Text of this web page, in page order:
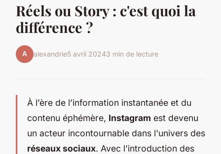
Réels ou Story : c'est quoi la
différence ?
A alexandrie5 avril 20243 min de lecture
À l’ère de l’information instantanée et du
contenu éphémère, Instagram est devenu
un acteur incontournable dans l'univers des
réseaux sociaux. Avec l'introduction des